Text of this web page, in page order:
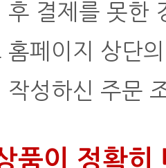
후 결제를 못한
홈페이지 상단
작성하신 주문
품이 정확히